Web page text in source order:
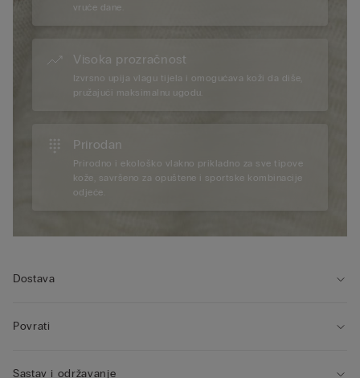
vruće dane.
Visoka prozračnost
Izvrsno upija vlagu tijela i omogućava koži da diše,
pružajući maksimalnu ugodu.
Prirodan
Prirodno i ekološko vlakno prikladno za sve tipove
kože, savršeno za opuštene i sportske kombinacije
odjeće.
Dostava
Povrati
Sastav i održavanje